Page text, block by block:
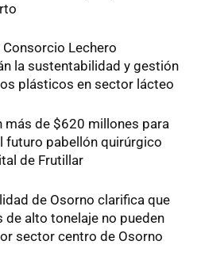
Consorcio Lechero
la sustentabilidad y gestión
plásticos en sector lácteo
más de $620 millones para
futuro pabellón quirúrgico
de Frutillar
de Osorno clarifica que
de alto tonelaje no pueden
sector centro de Osorno